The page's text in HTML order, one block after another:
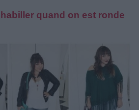
quand on est ronde